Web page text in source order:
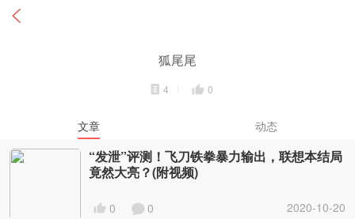
狐尾尾
4 0
文章 动态
“发泄”评测！飞刀铁拳暴力输出，联想本结局
竟然大亮？(附视频)
0 0 2020-10-20